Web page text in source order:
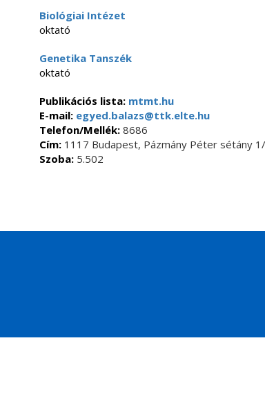
Biológiai Intézet
oktató
Genetika Tanszék
oktató
Publikációs lista: mtmt.hu
E-mail:egyed.balazs@ttk.elte.hu
Telefon/Mellék:8686
Cím:1117 Budapest, Pázmány Péter sétány
Szoba:5.502